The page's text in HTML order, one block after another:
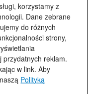
korzystamy z
Dane zebrane
do różnych
strony,
przydatnych reklam.
w link. Aby
Polityką